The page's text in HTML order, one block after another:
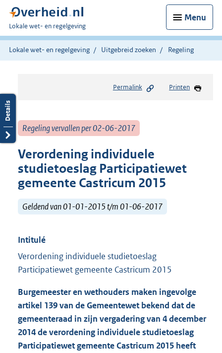
Menu
U
bent
hier:
Lokale wet- en regelgeving
Lokale wet- en regelgeving Uitgebreid zoeken Regeling
Permalink Printen
Regeling vervallen per 02-06-2017
Verordening individuele
studietoeslag Participatiewet
gemeente Castricum 2015
Geldend van 01-01-2015 t/m 01-06-2017
Intitulé
Verordening individuele studietoeslag
Participatiewet gemeente Castricum 2015
Burgemeester en wethouders maken ingevolge
artikel 139 van de Gemeentewet bekend dat de
gemeenteraad in zijn vergadering van 4 december
2014 de verordening individuele studietoeslag
Participatiewet gemeente Castricum 2015 heeft